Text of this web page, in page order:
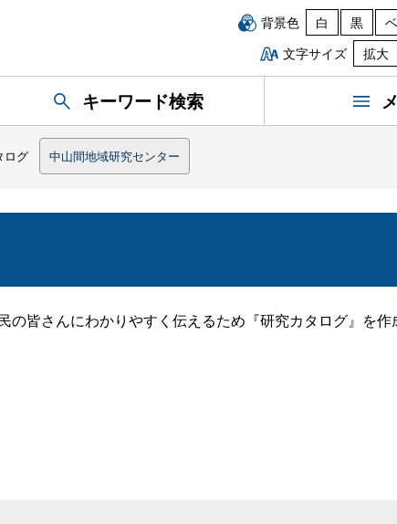
背景色 白 黒
文字サイズ
拡大
キーワード検索
ログ 中山間地域研究センター
皆さんにわかりやすく伝えるため『研究カタログ』を作